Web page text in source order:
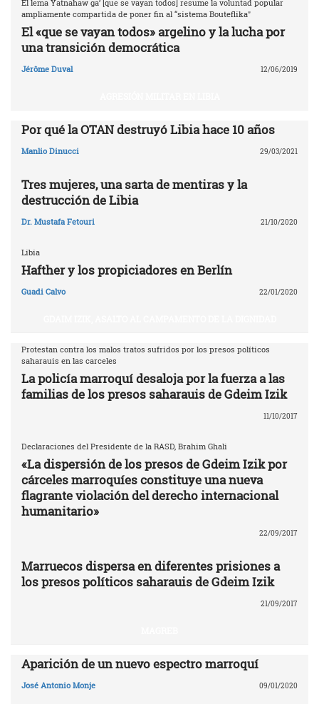
El lema Yatnahaw ga’ [que se vayan todos] resume la voluntad popular
ampliamente compartida de poner fin al “sistema Bouteflika"
El «que se vayan todos» argelino y la lucha por
una transición democrática
Jérôme Duval 12/06/2019
Por qué la OTAN destruyó Libia ‎hace 10 años‎
Manlio Dinucci 29/03/2021
Tres mujeres, una sarta de mentiras y la
destrucción de Libia
Dr. Mustafa Fetouri 21/10/2020
Libia
Hafther y los propiciadores en Berlín
Guadi Calvo 22/01/2020
Protestan contra los malos tratos sufridos por los presos políticos
saharauis en las carceles
La policía marroquí desaloja por la fuerza a las
familias de los presos saharauis de Gdeim Izik
11/10/2017
Declaraciones del Presidente de la RASD, Brahim Ghali
«La dispersión de los presos de Gdeim Izik por
cárceles marroquíes constituye una nueva
flagrante violación del derecho internacional
humanitario»
22/09/2017
Marruecos dispersa en diferentes prisiones a
los presos políticos saharauis de Gdeim Izik
21/09/2017
Aparición de un nuevo espectro marroquí
José Antonio Monje 09/01/2020